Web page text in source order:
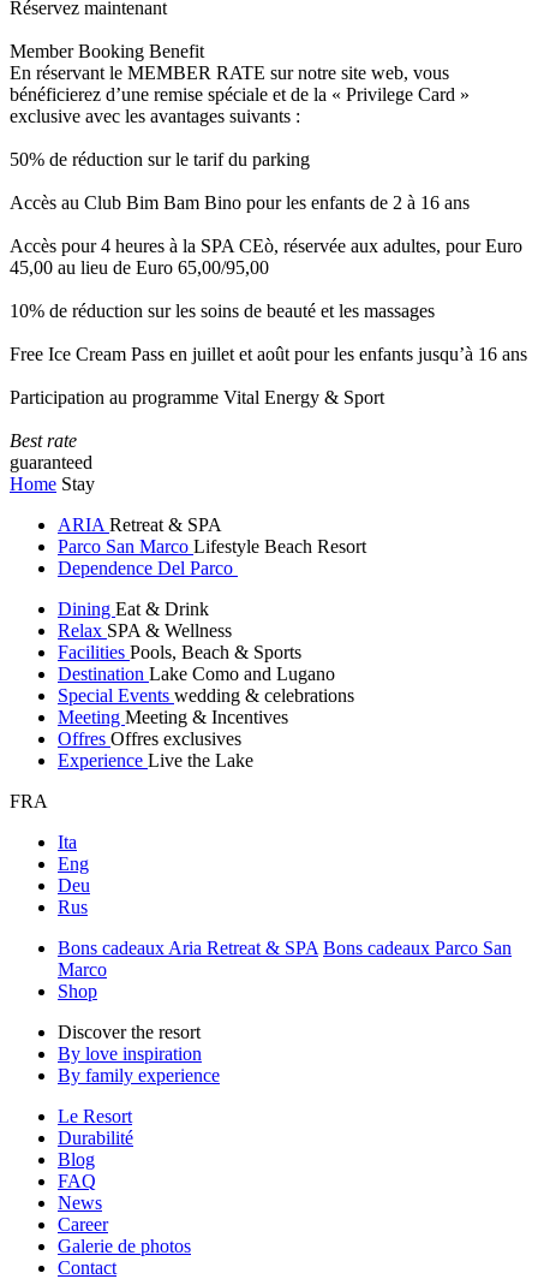
Réservez maintenant
Member Booking Benefit
En réservant le MEMBER RATE sur notre site web, vous
bénéficierez d’une remise spéciale et de la « Privilege Card »
exclusive avec les avantages suivants :
50% de réduction sur le tarif du parking
Accès au Club Bim Bam Bino pour les enfants de 2 à 16 ans
Accès pour 4 heures à la SPA CEò, réservée aux adultes, pour Euro
45,00 au lieu de Euro 65,00/95,00
10% de réduction sur les soins de beauté et les massages
Free Ice Cream Pass en juillet et août pour les enfants jusqu’à 16 ans
Participation au programme Vital Energy & Sport
Best rate
guaranteed
Home Stay
ARIA Retreat & SPA
Parco San Marco Lifestyle Beach Resort
Dependence Del Parco
Dining Eat & Drink
Relax SPA & Wellness
Facilities Pools, Beach & Sports
Destination Lake Como and Lugano
Special Events wedding & celebrations
Meeting Meeting & Incentives
Offres Offres exclusives
Experience Live the Lake
FRA
Ita
Eng
Deu
Rus
Bons cadeaux Aria Retreat & SPA Bons cadeaux Parco San
Marco
Shop
Discover the resort
By love inspiration
By family experience
Le Resort
Durabilité
Blog
FAQ
News
Career
Galerie de photos
Contact